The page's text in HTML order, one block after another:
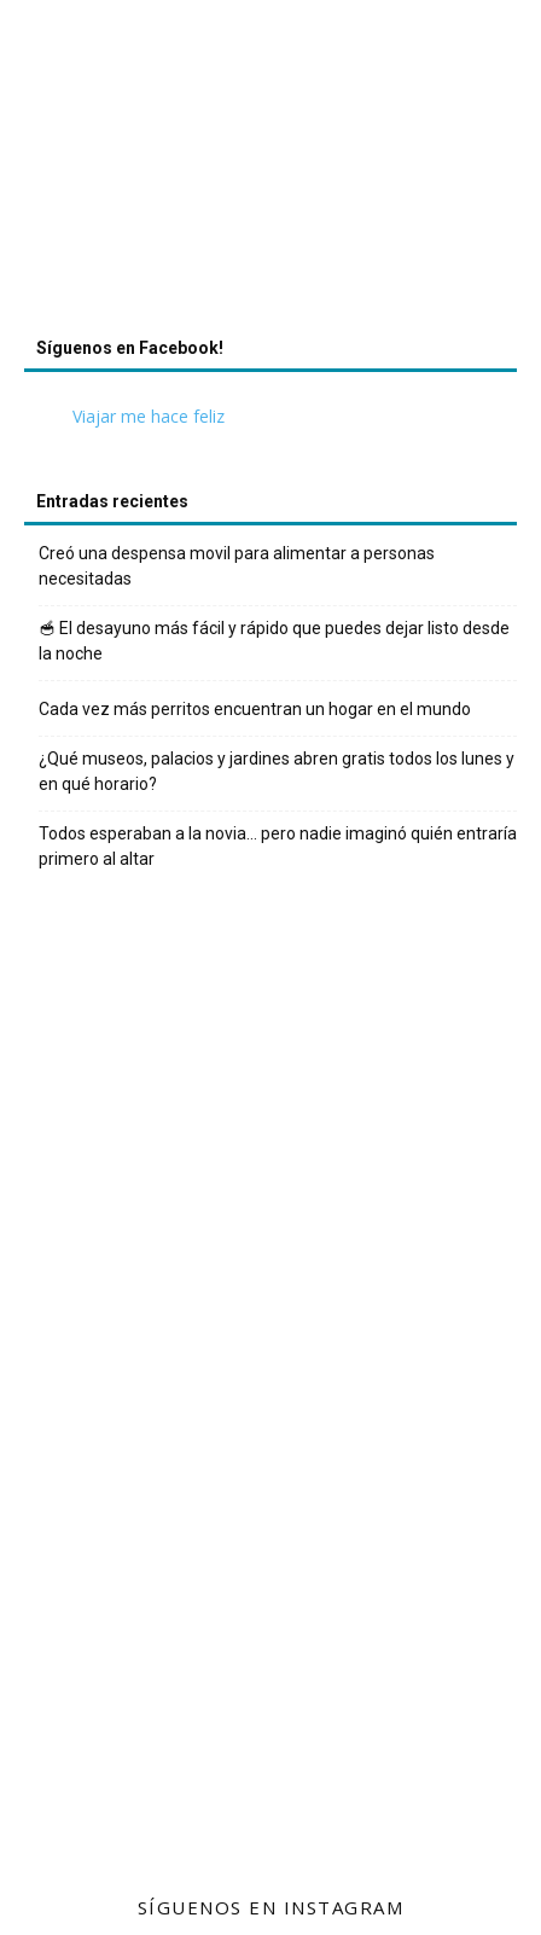
Síguenos en Facebook!
Viajar me hace feliz
Entradas recientes
Creó una despensa movil para alimentar a personas
necesitadas
🥣 El desayuno más fácil y rápido que puedes dejar listo desde
la noche
Cada vez más perritos encuentran un hogar en el mundo
¿Qué museos, palacios y jardines abren gratis todos los lunes y
en qué horario?
Todos esperaban a la novia… pero nadie imaginó quién entraría
primero al altar
SÍGUENOS EN INSTAGRAM